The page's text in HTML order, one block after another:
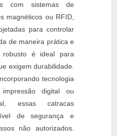
com sistemas de
magnéticos ou RFID,
para controlar
de maneira prática e
robusto é ideal para
exigem durabilidade.
tecnologia
digital ou
essas catracas
de segurança e
não autorizados.